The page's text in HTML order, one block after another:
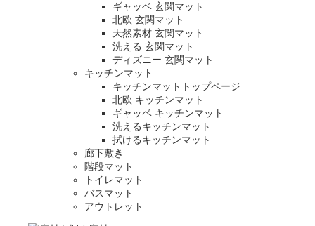
ギャッベ 玄関マット
北欧 玄関マット
天然素材 玄関マット
洗える 玄関マット
ディズニー 玄関マット
キッチンマット
キッチンマットトップページ
北欧 キッチンマット
ギャッベ キッチンマット
洗えるキッチンマット
拭けるキッチンマット
廊下敷き
階段マット
トイレマット
バスマット
アウトレット